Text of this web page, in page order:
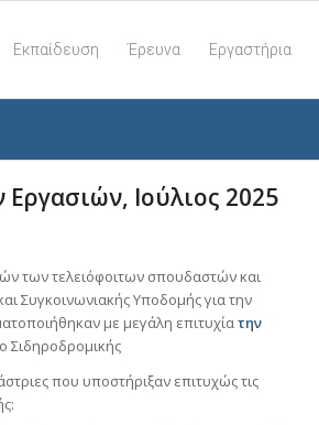
Εκπαίδευση Έρευνα Εργαστήρια
Ιούλιος 2025
των τελειόφοιτων σπουδαστών και
Συγκοινωνιακής Υποδομής για την
με μεγάλη επιτυχίατην
Σιδηροδρομικής
που υποστήριξαν επιτυχώς τις